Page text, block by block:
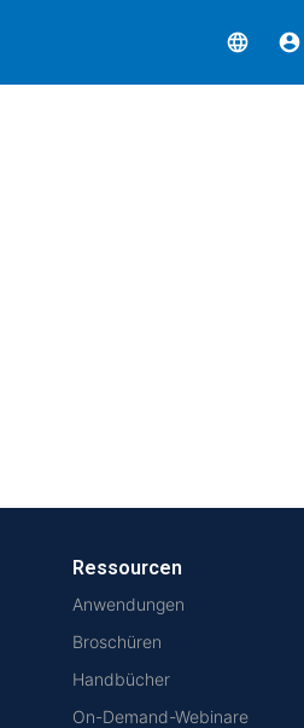
language account_circle
Ressourcen
Anwendungen
Broschüren
Handbücher
On-Demand-Webinare